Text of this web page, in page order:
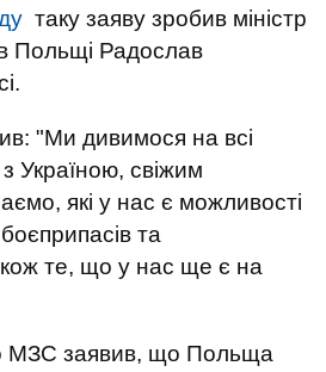
таку заяву зробив міністр
Польщі Радослав
"Ми дивимося на всі
Україною, свіжим
які у нас є можливості
та
те, що у нас ще є на
МЗС заявив, що Польща